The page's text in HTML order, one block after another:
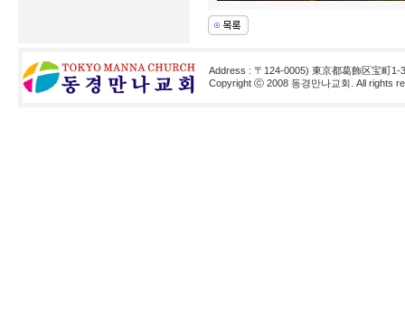
Address : 〒124-0005) 東京都葛飾区宝町1-
Copyright ⓒ 2008 동경만나교회. All rights